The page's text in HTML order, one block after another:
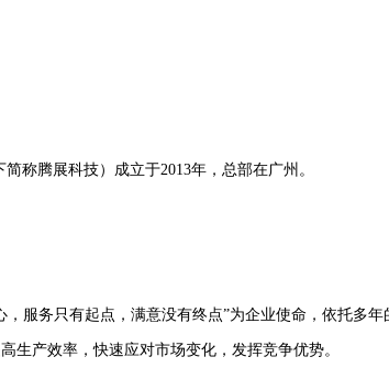
称腾展科技）成立于2013年，总部在广州。
，服务只有起点，满意没有终点”为企业使命，依托多
生产效率，快速应对市场变化，发挥竞争优势。